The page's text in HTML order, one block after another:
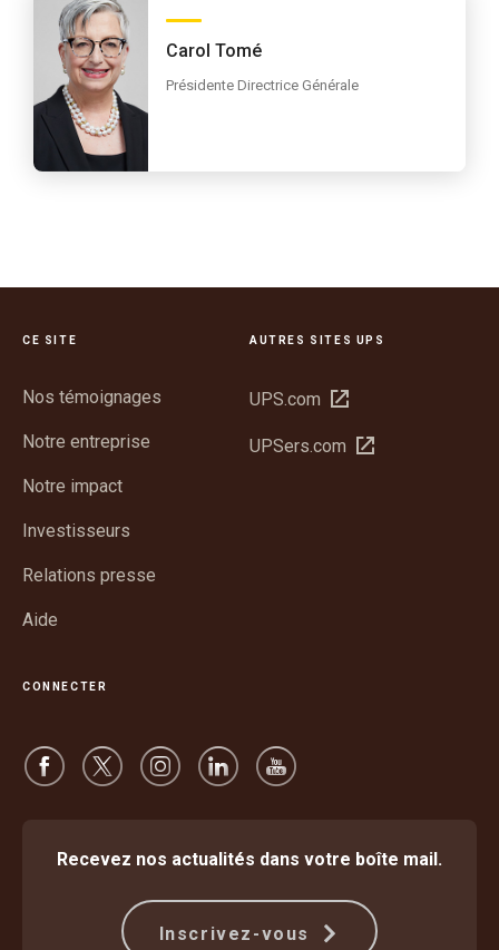
Carol Tomé
Présidente Directrice Générale
CE SITE
Nos témoignages
Notre entreprise
Notre impact
Investisseurs
Relations presse
Aide
AUTRES SITES UPS
UPS.com Ouvrir
une
UPSers.com Ouvrir
CONNECTER
Recevez nos actualités dans votre boîte mail.
Inscrivez-vous